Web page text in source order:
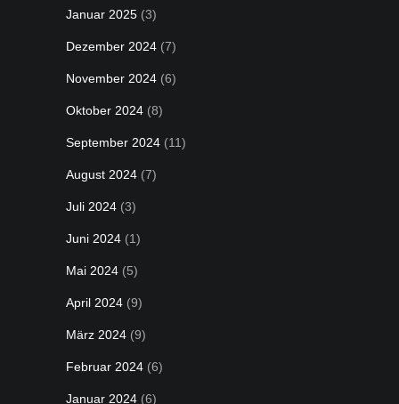
Januar 2025 (3)
Dezember 2024 (7)
November 2024 (6)
Oktober 2024 (8)
September 2024 (11)
August 2024 (7)
Juli 2024 (3)
Juni 2024 (1)
Mai 2024 (5)
April 2024 (9)
März 2024 (9)
Februar 2024 (6)
Januar 2024 (6)